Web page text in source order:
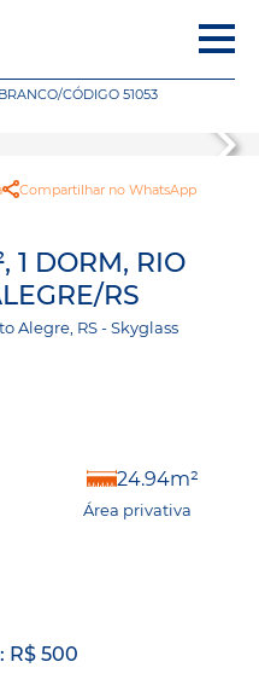
/CÓDIGO 51053
Compartilhar no WhatsApp
1 DORM, RIO
RS
Alegre, RS - Skyglass
24.94m²
Área privativa
R$ 500